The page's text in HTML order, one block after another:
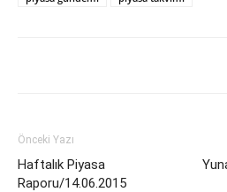
Önceki Yazı
Haftalık Piyasa
Raporu/14.06.2015